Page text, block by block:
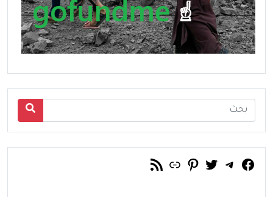
فيسبوك
تيليجرام
تويتربينتريست
رابطخلاصة RSS